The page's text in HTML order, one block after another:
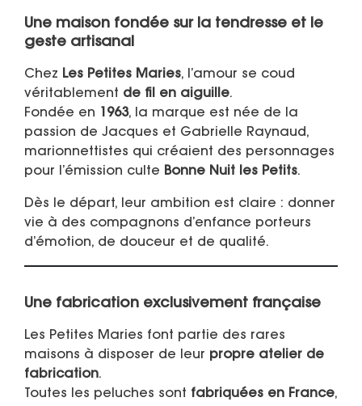
Une maison fondée sur la tendresse et le
geste artisanal
Chez Les Petites Maries, l’amour se coud
véritablement de fil en aiguille.
Fondée en
1963, la marque est née de la
passion de Jacques et Gabrielle Raynaud,
marionnettistes qui créaient des personnages
pour l’émission culte Bonne Nuit les Petits.
Dès le départ, leur ambition est claire : donner
vie à des compagnons d’enfance porteurs
d’émotion, de douceur et de qualité.
Une fabrication exclusivement française
Les Petites Maries font partie des rares
maisons à disposer de leur propre atelier de
fabrication.
Toutes les peluches sont fabriquées en France,